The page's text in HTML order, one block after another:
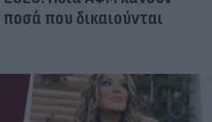
που δικαιούνται